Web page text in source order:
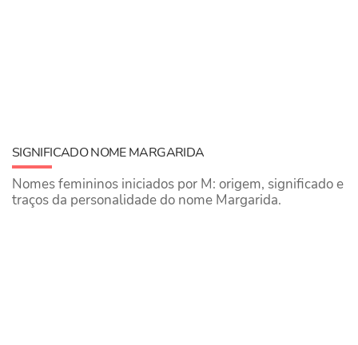
SIGNIFICADO NOME MARGARIDA
Nomes femininos iniciados por M: origem, significado e
traços da personalidade do nome Margarida.